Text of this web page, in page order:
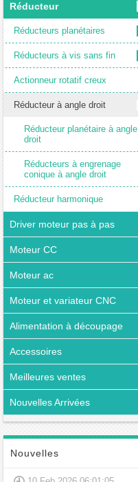
Réducteur
Réducteurs planétaires
Réducteurs à vis sans fin
Actionneur rotatif creux
Réducteur à angle droit
Réducteur planétaire à angle
droit
Réducteurs à engrenage
conique à angle droit
Réducteur harmonique
Driver moteur pas à pas
Moteur CC
Moteur ac
Moteur et variateur CNC
Alimentation à découpage
Accessoires
Meilleures ventes
Nouvelles Arrivées
Nouvelles